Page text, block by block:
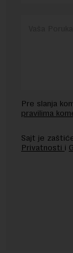
Pre slanja
pravilima
Sajt je
Privatnosti i